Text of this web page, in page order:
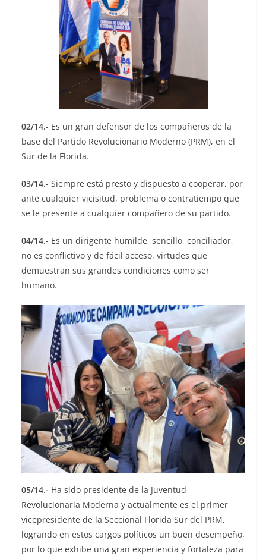
02/14.- Es un gran defensor de los compañeros de la
base del Partido Revolucionario Moderno (PRM), en el
Sur de la Florida.
03/14.- Siempre está presto y dispuesto a cooperar, por
ante cualquier vicisitud, problema o contratiempo que
se le presente a cualquier compañero de su partido.
04/14.- Es un dirigente humilde, sencillo, conciliador,
no es conflictivo y de fácil acceso, virtudes que
demuestran sus grandes condiciones como ser
humano.
05/14.- Ha sido presidente de la Juventud
Revolucionaria Moderna y actualmente es el primer
vicepresidente de la Seccional Florida Sur del PRM,
logrando en estos cargos políticos un buen desempeño,
por lo que exhibe una gran experiencia y fortaleza para